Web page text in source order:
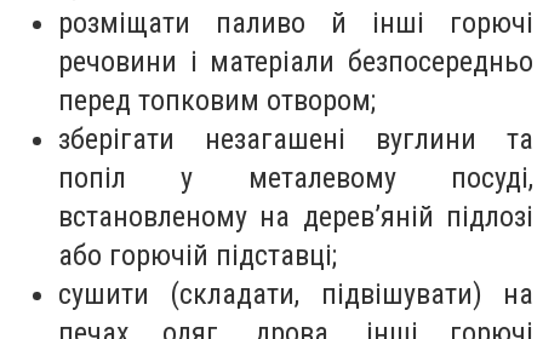
розміщати паливо й інші горючі
речовини і матеріали безпосередньо
перед топковим отвором;
зберігати незагашені вуглини та
попіл у металевому посуді,
встановленому на дерев’яній підлозі
або горючій підставці;
сушити (складати, підвішувати) на